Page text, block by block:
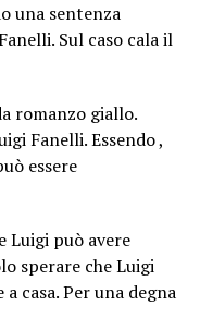
una sentenza
Sul caso cala il
romanzo giallo.
Fanelli. Essendo ,
essere
Luigi può avere
sperare che Luigi
casa. Per una degna